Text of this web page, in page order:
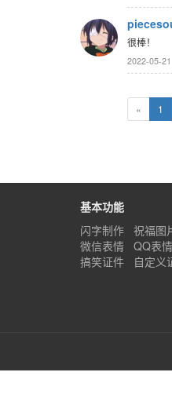
很棒！
2022-05-21
« 1
基本功能
闪字制作
祝福图
微信表情
QQ表情
搞笑证件
自定义